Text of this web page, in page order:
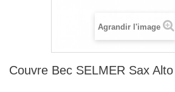
Agrandir l'image
Couvre Bec SELMER Sax